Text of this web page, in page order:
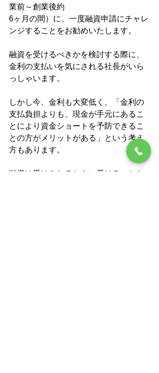
業前～創業後約
6ヶ月の間）に、一度融資申請にチャレ
ンジすることをお勧めいたします。
融資を受けるべきかを検討する際に、
金利の支払いを気にされる社長がいら
っしゃいます。
しかし今、金利も大変低く、「金利の
支払負担よりも、現金が手元にあるこ
とにより資金ショートを予防できるこ
との方がメリットがある」という考え
方もあります。
融資は受けられるときに受けることを